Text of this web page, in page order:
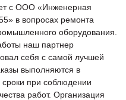
с ООО «Инженерная
в вопросах ремонта
оборудования.
наш партнер
себя с самой лучшей
выполняются в
сроки при соблюдении
работ. Организация